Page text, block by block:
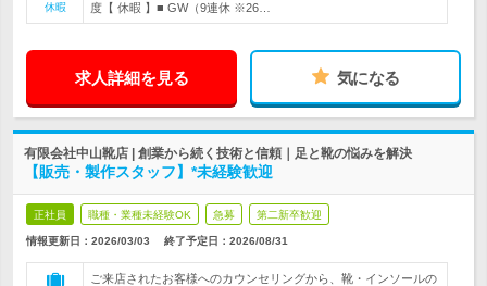
休暇
度【 休暇 】■ GW（9連休 ※26…
求人詳細を見る 気になる
有限会社中山靴店 | 創業から続く技術と信頼｜足と靴の悩みを解決
【販売・製作スタッフ】*未経験歓迎
正社員 職種・業種未経験OK 急募 第二新卒歓迎
情報更新日：2026/03/03 終了予定日： 2026/08/31
ご来店されたお客様へのカウンセリングから、靴・インソールの